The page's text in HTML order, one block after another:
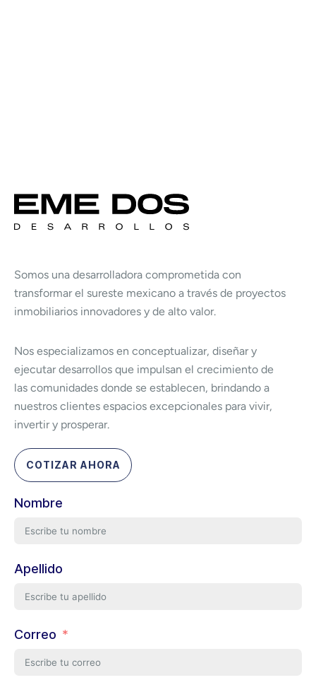
Somos una desarrolladora comprometida con
transformar el sureste mexicano a través de proyectos
inmobiliarios innovadores y de alto valor.
Nos especializamos en conceptualizar, diseñar y
ejecutar desarrollos que impulsan el crecimiento de
las comunidades donde se establecen, brindando a
nuestros clientes espacios excepcionales para vivir,
invertir y prosperar.
COTIZAR AHORA
Nombre
Apellido
Correo